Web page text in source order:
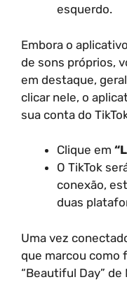
esquerdo.
Embora o
de sons próprios,
em destaque,
clicar nele, o
sua conta do
Clique em
O TikTok
conexão,
duas
Uma vez
que marcou como
“Beautiful Day”